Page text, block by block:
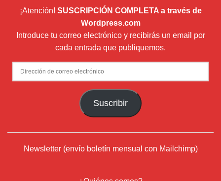
¡Atención! SUSCRIPCIÓN COMPLETA a través de
Wordpress.com
Introduce tu correo electrónico y recibirás un email por
cada entrada que publiquemos.
Dirección
de
Suscribir
Newsletter (envío boletín mensual con Mailchimp)